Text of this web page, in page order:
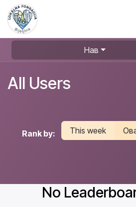
Skip to Content
Нав
All Users
Rank by: This week
No